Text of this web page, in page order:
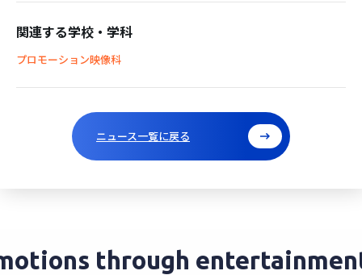
関連する学校・学科
プロモーション映像科
ニュース一覧に戻る
through